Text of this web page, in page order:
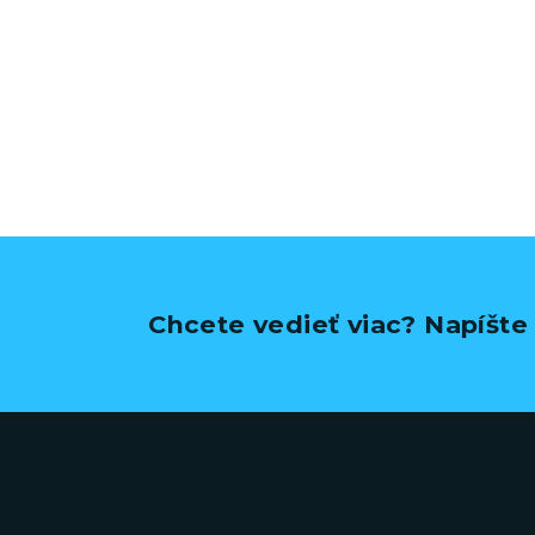
Chcete vedieť viac? Napíšte